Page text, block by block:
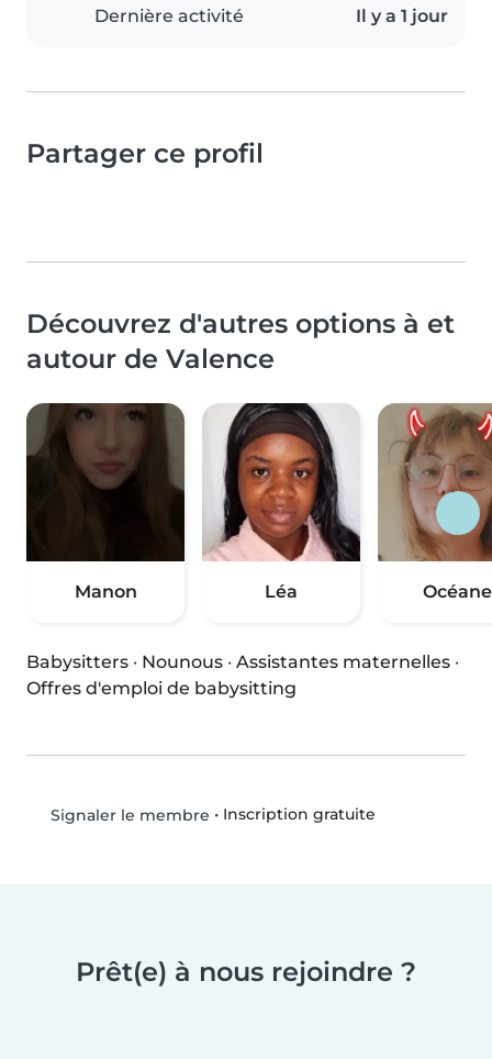
Dernière activité Il y a 1 jour
Partager ce profil
Découvrez d'autres options à et
autour de Valence
Manon Léa Océane
Babysitters · Nounous · Assistantes maternelles ·
Offres d'emploi de babysitting
Signaler le membre • Inscription gratuite
Prêt(e) à nous rejoindre ?